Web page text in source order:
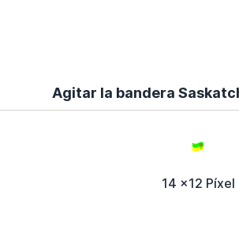
Agitar la bandera
14 x12 Píxel